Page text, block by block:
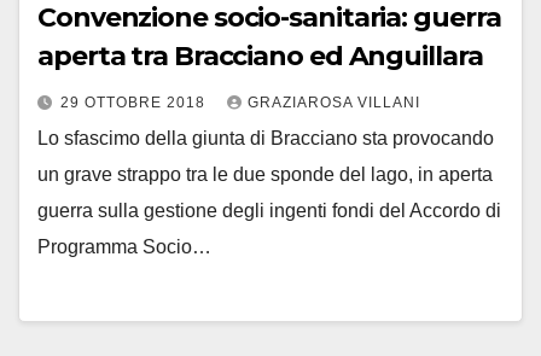
Convenzione socio-sanitaria: guerra
aperta tra Bracciano ed Anguillara
29 OTTOBRE 2018 GRAZIAROSA VILLANI
Lo sfascimo della giunta di Bracciano sta provocando
un grave strappo tra le due sponde del lago, in aperta
guerra sulla gestione degli ingenti fondi del Accordo di
Programma Socio…